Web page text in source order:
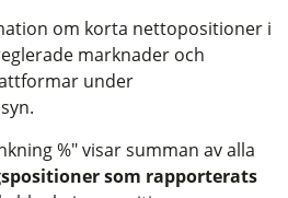
om korta nettopositioner i
marknader och
under
%" visar summan av alla
som rapporterats